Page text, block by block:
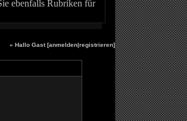
ebenfalls Rubriken für
» Hallo Gast [anmelden|registrieren]